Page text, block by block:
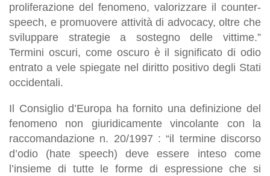
proliferazione del fenomeno, valorizzare il counter-
speech, e promuovere attività di advocacy, oltre che
sviluppare strategie a sostegno delle vittime.”
Termini oscuri, come oscuro è il significato di odio
entrato a vele spiegate nel diritto positivo degli Stati
occidentali.
Il Consiglio d’Europa ha fornito una definizione del
fenomeno non giuridicamente vincolante con la
raccomandazione n. 20/1997 : “il termine discorso
d’odio (hate speech) deve essere inteso come
l’insieme di tutte le forme di espressione che si